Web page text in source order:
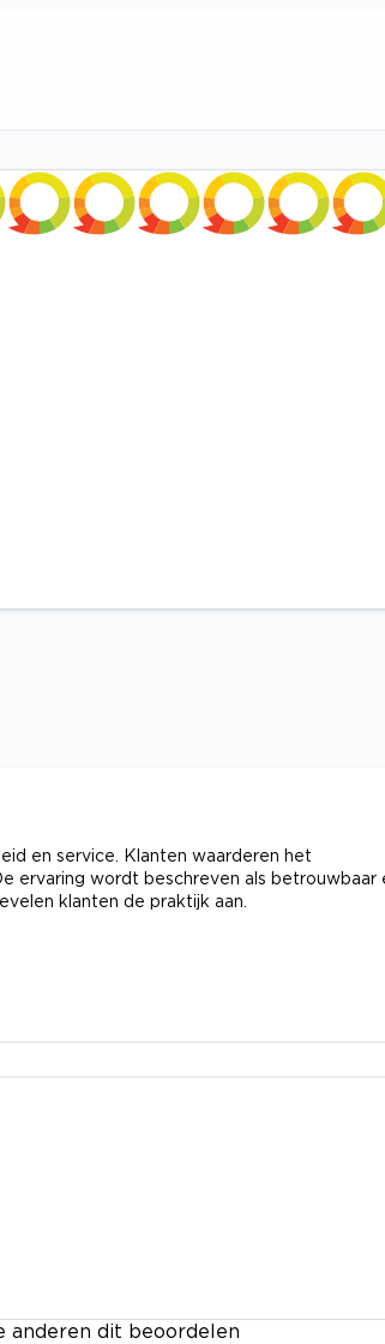
en service. Klanten waarderen het
ervaring wordt beschreven als betrouwbaar
klanten de praktijk aan.
anderen dit beoordelen